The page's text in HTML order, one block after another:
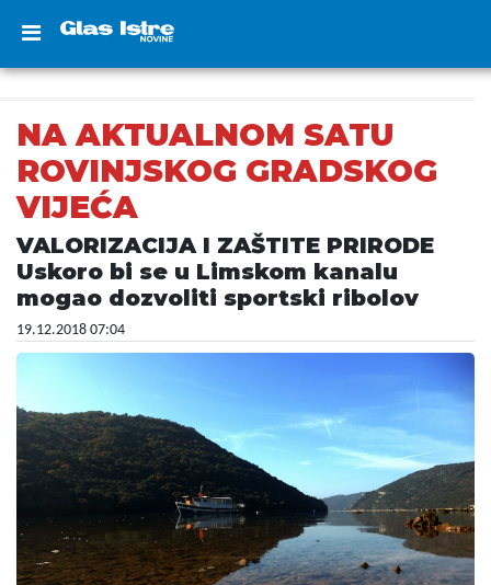
NA AKTUALNOM SATU
ROVINJSKOG GRADSKOG
VIJEĆA
VALORIZACIJA I ZAŠTITE PRIRODE
Uskoro bi se u Limskom kanalu
mogao dozvoliti sportski ribolov
19.12.2018 07:04